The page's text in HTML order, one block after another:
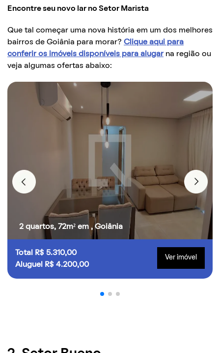
Encontre seu novo lar no Setor Marista
Que tal começar uma nova história em um dos melhores
bairros de Goiânia para morar? Clique aqui para
conferir os imóveis disponíveis para alugarna região ou
veja algumas ofertas abaixo:
2 quartos, 72m² em , Goiânia
Total R$ 5.310,00
Aluguel R$ 4.200,00
Ver imóvel